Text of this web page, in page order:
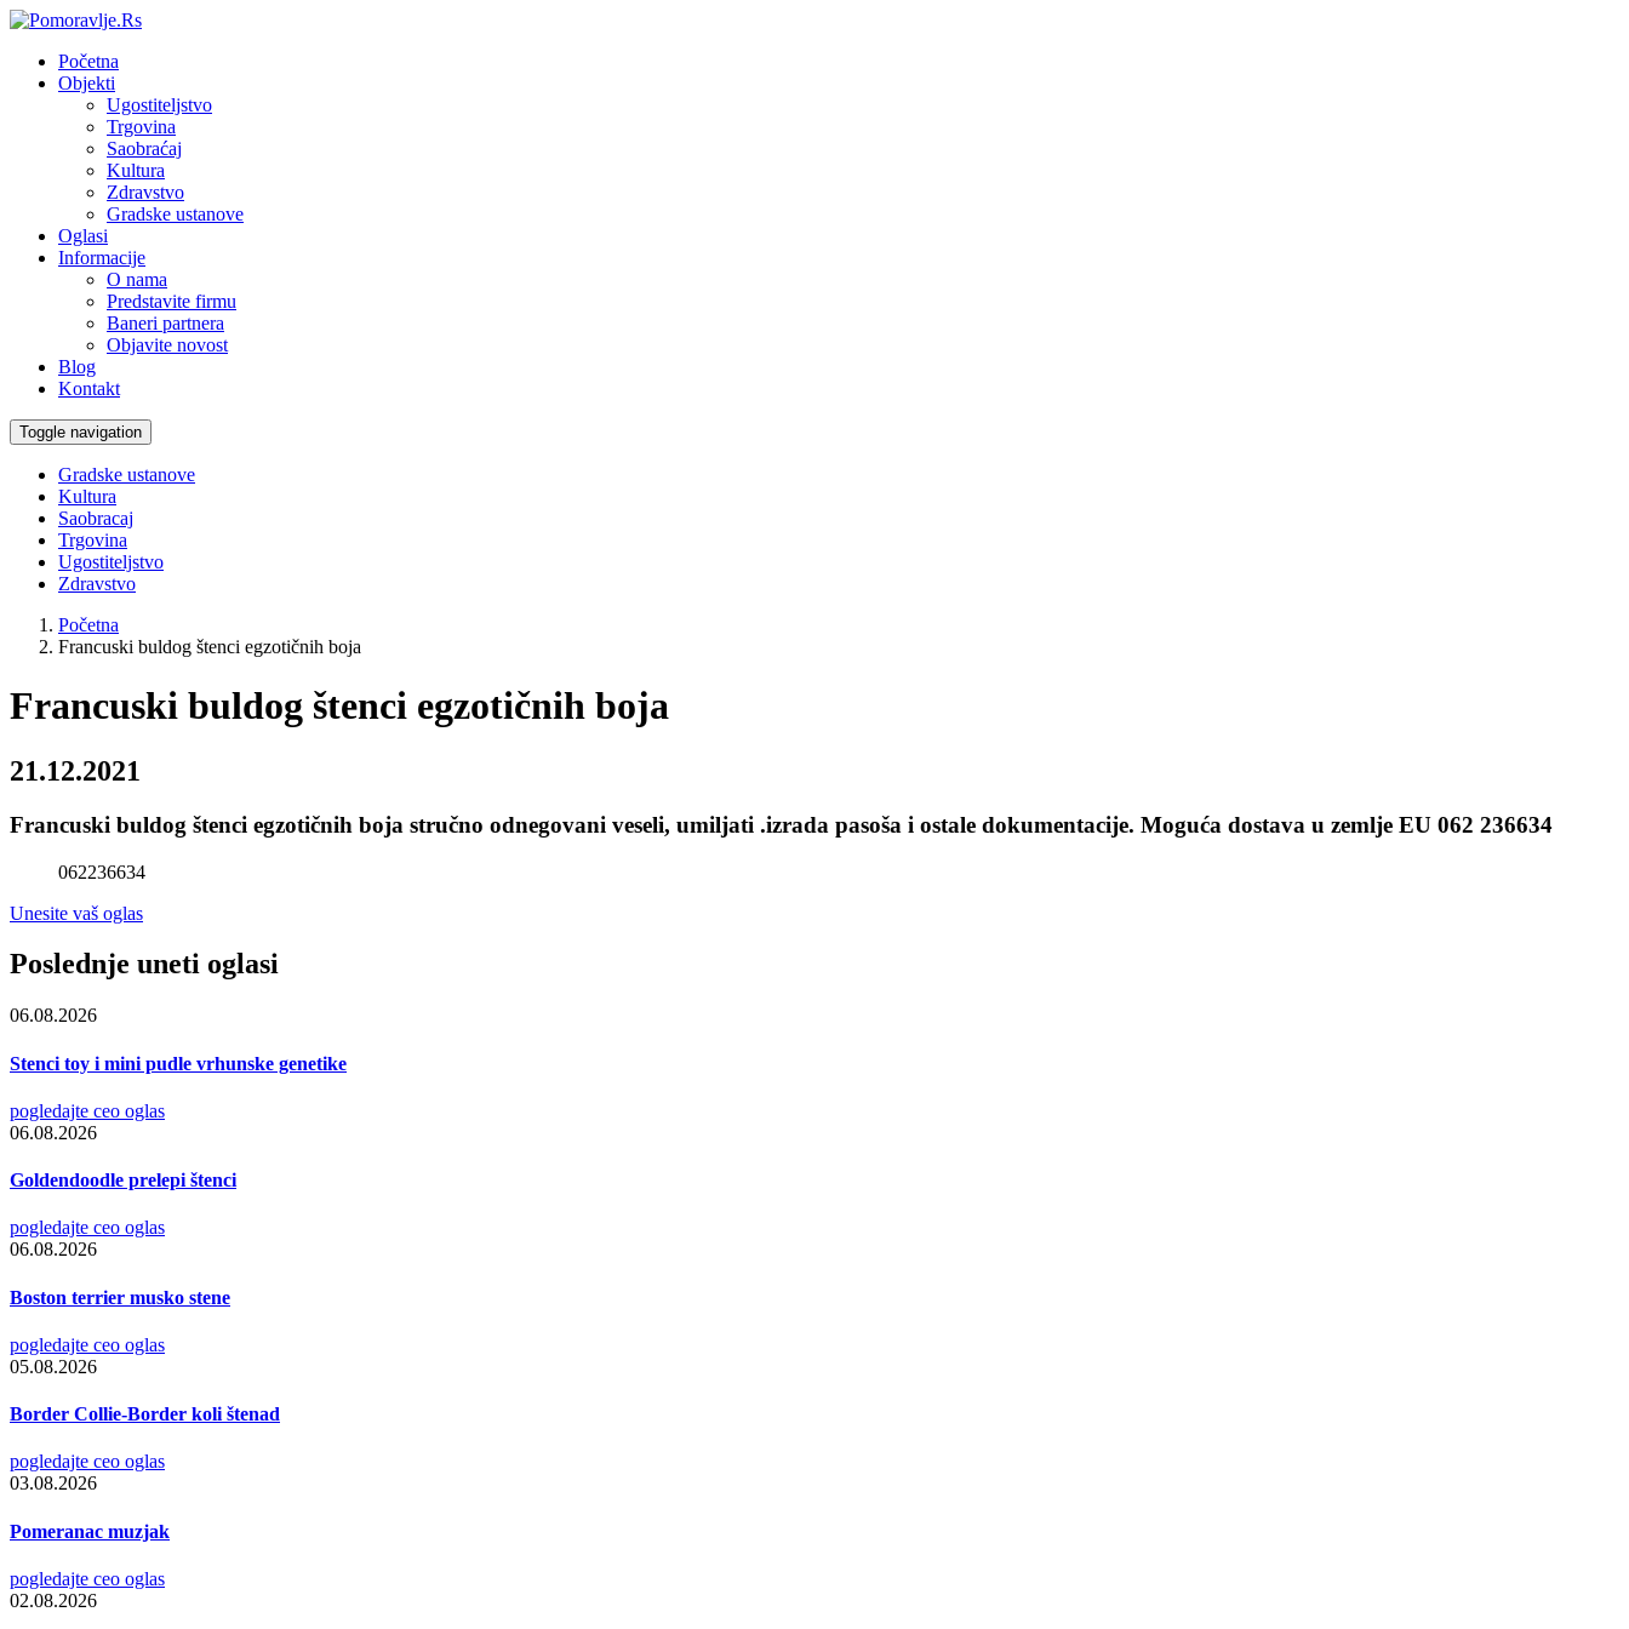
Početna
Objekti
Ugostiteljstvo
Trgovina
Saobraćaj
Kultura
Zdravstvo
Gradske ustanove
Oglasi
Informacije
O nama
Predstavite firmu
Baneri partnera
Objavite novost
Blog
Kontakt
Toggle navigation
Gradske ustanove
Kultura
Saobracaj
Trgovina
Ugostiteljstvo
Zdravstvo
Početna
Francuski buldog štenci egzotičnih boja
Francuski buldog štenci egzotičnih boja
21.12.2021
Francuski buldog štenci egzotičnih boja stručno odnegovani veseli, umiljati .izrada pasoša i ostale dokumentacije. Moguća dostava u zemlje EU 062 236634
062236634
Unesite vaš oglas
Poslednje uneti oglasi
06.08.2026
Stenci toy i mini pudle vrhunske genetike
pogledajte ceo oglas
06.08.2026
Goldendoodle prelepi štenci
pogledajte ceo oglas
06.08.2026
Boston terrier musko stene
pogledajte ceo oglas
05.08.2026
Border Collie-Border koli štenad
pogledajte ceo oglas
03.08.2026
Pomeranac muzjak
pogledajte ceo oglas
02.08.2026